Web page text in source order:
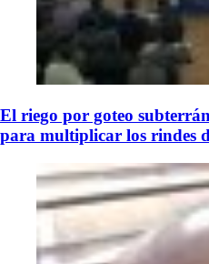
El riego por goteo
para multiplicar los rindes